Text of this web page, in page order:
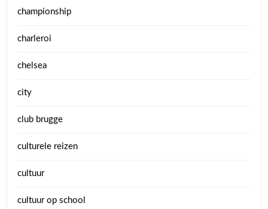
championship
charleroi
chelsea
city
club brugge
culturele reizen
cultuur
cultuur op school